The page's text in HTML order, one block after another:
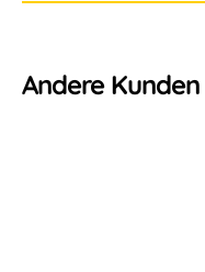
Andere